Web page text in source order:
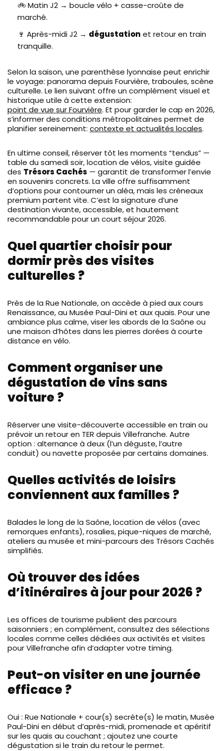
🚲 Matin J2 → boucle vélo + casse-croûte de
marché.
🍷 Après-midi J2 → dégustation et retour en train
tranquille.
Selon la saison, une parenthèse lyonnaise peut enrichir
le voyage: panorama depuis Fourvière, traboules, scène
culturelle. Le lien suivant offre un complément visuel et
historique utile à cette extension:
point de vue sur Fourvière. Et pour garder le cap en 2026,
s’informer des conditions métropolitaines permet de
planifier sereinement: contexte et actualités locales.
En ultime conseil, réserver tôt les moments “tendus” —
table du samedi soir, location de vélos, visite guidée
des Trésors Cachés — garantit de transformer l’envie
en souvenirs concrets. La ville offre suffisamment
d’options pour contourner un aléa, mais les créneaux
premium partent vite. C’est la signature d’une
destination vivante, accessible, et hautement
recommandable pour un court séjour 2026.
Quel quartier choisir pour
dormir près des visites
culturelles ?
Près de la Rue Nationale, on accède à pied aux cours
Renaissance, au Musée Paul-Dini et aux quais. Pour une
ambiance plus calme, viser les abords de la Saône ou
une maison d’hôtes dans les pierres dorées à courte
distance en vélo.
Comment organiser une
dégustation de vins sans
voiture ?
Réserver une visite-découverte accessible en train ou
prévoir un retour en TER depuis Villefranche. Autre
option : alternance à deux (l’un déguste, l’autre
conduit) ou navette proposée par certains domaines.
Quelles activités de loisirs
conviennent aux familles ?
Balades le long de la Saône, location de vélos (avec
remorques enfants), rosalies, pique-niques de marché,
ateliers au musée et mini-parcours des Trésors Cachés
simplifiés.
Où trouver des idées
d’itinéraires à jour pour 2026 ?
Les offices de tourisme publient des parcours
saisonniers ; en complément, consultez des sélections
locales comme celles dédiées aux activités et visites
pour Villefranche afin d’adapter votre timing.
Peut-on visiter en une journée
efficace ?
Oui : Rue Nationale + cour(s) secrète(s) le matin, Musée
Paul-Dini en début d’après-midi, promenade et apéritif
sur les quais au couchant ; ajoutez une courte
dégustation si le train du retour le permet.